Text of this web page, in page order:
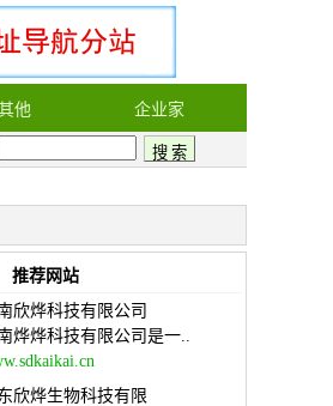
他 企业家
推荐网站
欣烨科技有限公司
烨烨科技有限公司是一..
欣烨生物科技有限